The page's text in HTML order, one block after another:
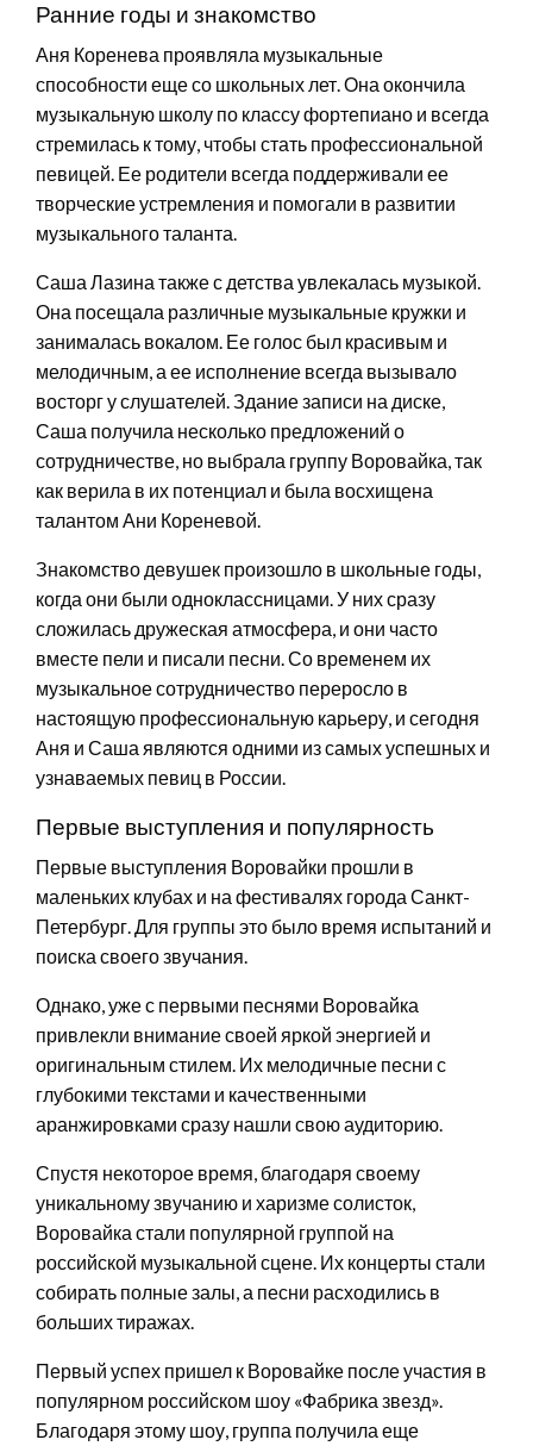
Ранние годы и знакомство
Аня Коренева проявляла музыкальные
способности еще со школьных лет. Она окончила
музыкальную школу по классу фортепиано и всегда
стремилась к тому, чтобы стать профессиональной
певицей. Ее родители всегда поддерживали ее
творческие устремления и помогали в развитии
музыкального таланта.
Саша Лазина также с детства увлекалась музыкой.
Она посещала различные музыкальные кружки и
занималась вокалом. Ее голос был красивым и
мелодичным, а ее исполнение всегда вызывало
восторг у слушателей. Здание записи на диске,
Саша получила несколько предложений о
сотрудничестве, но выбрала группу Воровайка, так
как верила в их потенциал и была восхищена
талантом Ани Кореневой.
Знакомство девушек произошло в школьные годы,
когда они были одноклассницами. У них сразу
сложилась дружеская атмосфера, и они часто
вместе пели и писали песни. Со временем их
музыкальное сотрудничество переросло в
настоящую профессиональную карьеру, и сегодня
Аня и Саша являются одними из самых успешных и
узнаваемых певиц в России.
Первые выступления и популярность
Первые выступления Воровайки прошли в
маленьких клубах и на фестивалях города Санкт-
Петербург. Для группы это было время испытаний и
поиска своего звучания.
Однако, уже с первыми песнями Воровайка
привлекли внимание своей яркой энергией и
оригинальным стилем. Их мелодичные песни с
глубокими текстами и качественными
аранжировками сразу нашли свою аудиторию.
Спустя некоторое время, благодаря своему
уникальному звучанию и харизме солисток,
Воровайка стали популярной группой на
российской музыкальной сцене. Их концерты стали
собирать полные залы, а песни расходились в
больших тиражах.
Первый успех пришел к Воровайке после участия в
популярном российском шоу «Фабрика звезд».
Благодаря этому шоу, группа получила еще